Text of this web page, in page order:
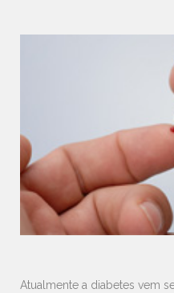
Atualmente a diabetes vem